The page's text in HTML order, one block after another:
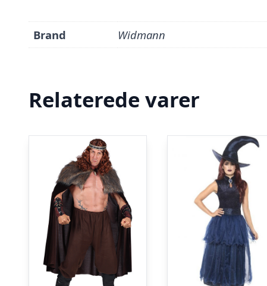
Brand Widmann
Relaterede varer